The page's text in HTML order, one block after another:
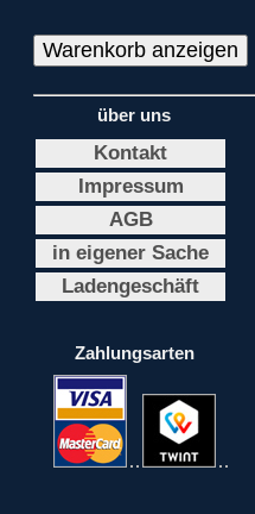
über uns
Kontakt
Impressum
AGB
in eigener Sache
Ladengeschäft
Zahlungsarten